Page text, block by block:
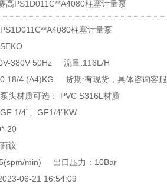
高PS1D011C**A4080柱塞计量泵
柱塞计量泵
380V 50Hz 流量:116L/H
4 (A4)KG 货期:有现货，具体咨询客服
头材质可选： PVC S316L材质
1/4”、GF1/4”KW
20
议
min) 出口压力：10Bar
06-21 16:54:09